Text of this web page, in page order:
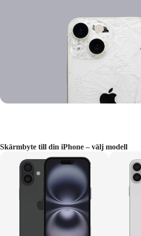
Skärmbyte till din iPhone – välj modell